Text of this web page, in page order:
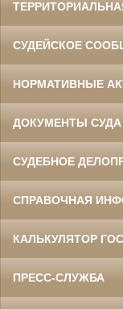
СУДЕЙСКОЕ
НОРМАТИВНЫЕ
ДОКУМЕНТЫ СУДА
СУДЕБНОЕ
СПРАВОЧНАЯ
КАЛЬКУЛЯТОР
ПРЕСС-СЛУЖБА